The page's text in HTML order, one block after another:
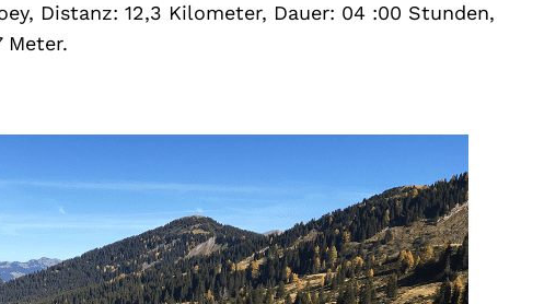
Distanz: 12,3 Kilometer, Dauer: 04 :00 Stunden,
Meter.